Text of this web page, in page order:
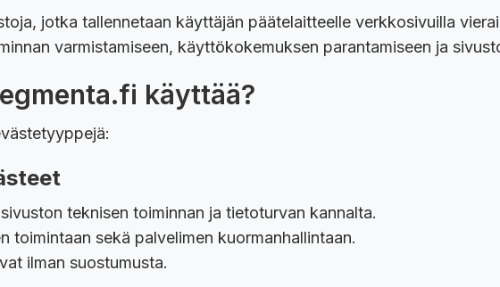
jotka tallennetaan käyttäjän päätelaitteelle verkkosivuilla
varmistamiseen, käyttökokemuksen parantamiseen ja
käyttää?
teknisen toiminnan ja tietoturvan kannalta.
toimintaan sekä palvelimen kuormanhallintaan.
ilman suostumusta.